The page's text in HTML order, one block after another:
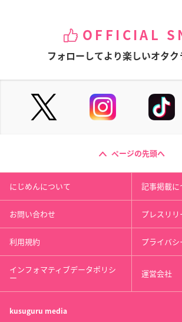
OFFICIAL
フォローしてより楽しいオタク
ページの先頭へ
にじめんについて 記事掲載に
お問い合わせ プレスリ
利用規約 プライバ
インフォマティブデータポリシ
ー 運営会社
kusuguru media